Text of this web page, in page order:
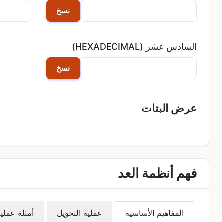
نسخ
السادس عشر (HEXADECIMAL)
نسخ
عرض البتات
فهم أنظمة العد
المفاهيم الأساسية عملية التحويل أمثلة